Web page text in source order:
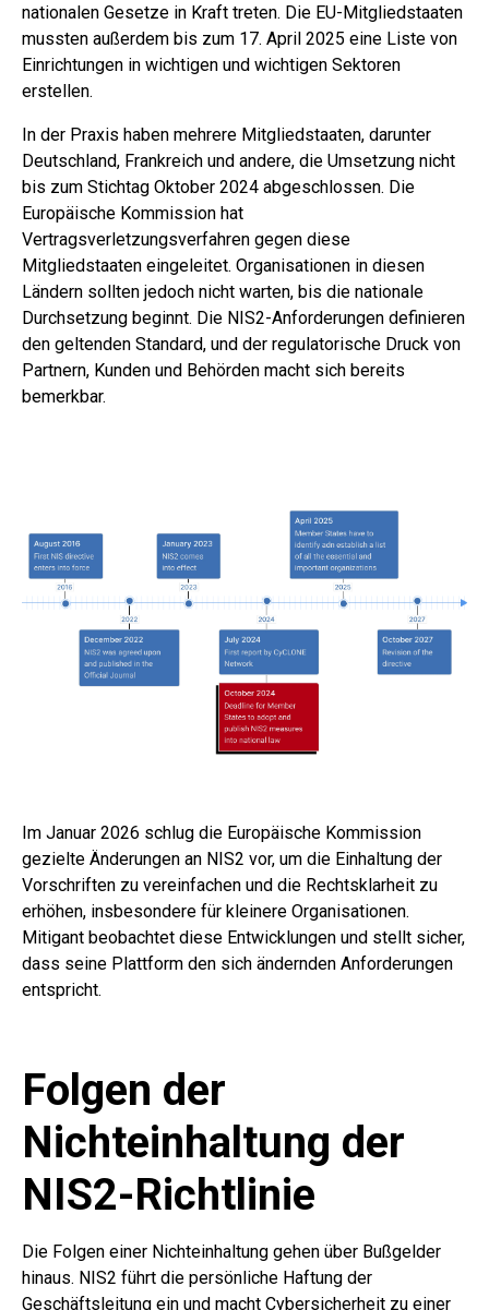
nationalen Gesetze in Kraft treten. Die EU-Mitgliedstaaten
mussten außerdem bis zum 17. April 2025 eine Liste von
Einrichtungen in wichtigen und wichtigen Sektoren
erstellen.
In der Praxis haben mehrere Mitgliedstaaten, darunter
Deutschland, Frankreich und andere, die Umsetzung nicht
bis zum Stichtag Oktober 2024 abgeschlossen. Die
Europäische Kommission hat
Vertragsverletzungsverfahren gegen diese
Mitgliedstaaten eingeleitet. Organisationen in diesen
Ländern sollten jedoch nicht warten, bis die nationale
Durchsetzung beginnt. Die NIS2-Anforderungen definieren
den geltenden Standard, und der regulatorische Druck von
Partnern, Kunden und Behörden macht sich bereits
bemerkbar.
Im Januar 2026 schlug die Europäische Kommission
gezielte Änderungen an NIS2 vor, um die Einhaltung der
Vorschriften zu vereinfachen und die Rechtsklarheit zu
erhöhen, insbesondere für kleinere Organisationen.
Mitigant beobachtet diese Entwicklungen und stellt sicher,
dass seine Plattform den sich ändernden Anforderungen
entspricht.
Folgen der
Nichteinhaltung der
NIS2-Richtlinie
Die Folgen einer Nichteinhaltung gehen über Bußgelder
hinaus. NIS2 führt die persönliche Haftung der
Geschäftsleitung ein und macht Cybersicherheit zu einer